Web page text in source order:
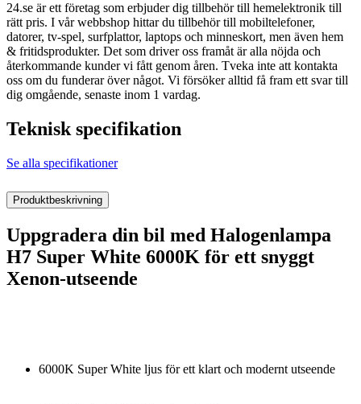
24.se är ett företag som erbjuder dig tillbehör till hemelektronik till
rätt pris. I vår webbshop hittar du tillbehör till mobiltelefoner,
datorer, tv-spel, surfplattor, laptops och minneskort, men även hem
& fritidsprodukter. Det som driver oss framåt är alla nöjda och
återkommande kunder vi fått genom åren. Tveka inte att kontakta
oss om du funderar över något. Vi försöker alltid få fram ett svar till
dig omgående, senaste inom 1 vardag.
Teknisk specifikation
Se alla specifikationer
Produktbeskrivning
Uppgradera din bil med Halogenlampa
H7 Super White 6000K för ett snyggt
Xenon-utseende
6000K Super White ljus för ett klart och modernt utseende